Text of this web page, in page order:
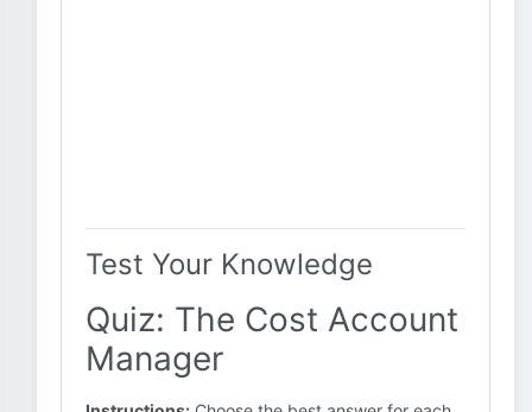
Test Your Knowledge
Quiz: The Cost Account
Manager